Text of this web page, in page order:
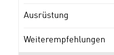
Ausrüstung
Weiterempfehlungen